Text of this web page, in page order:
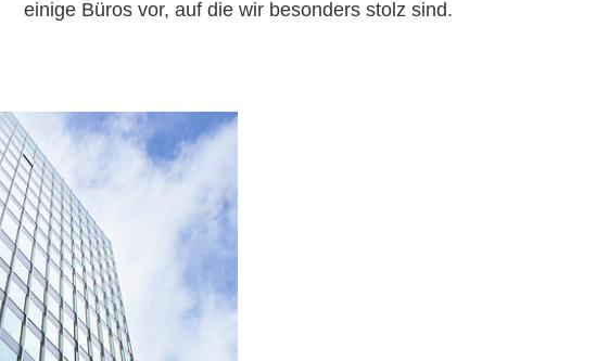
einige Büros vor, auf die wir besonders stolz sind.